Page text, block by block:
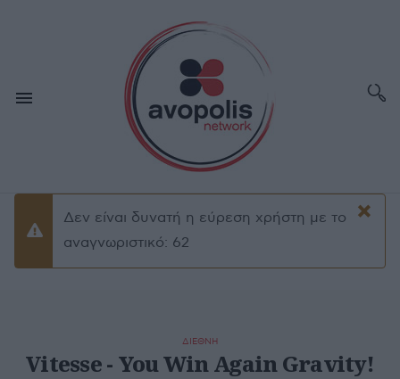
×
Προειδοποίσηση
Δεν είναι δυνατή η εύρεση χρήστη με το
αναγνωριστικό: 62
ΔΙΕΘΝΗ
Vitesse - You Win Again Gravity!